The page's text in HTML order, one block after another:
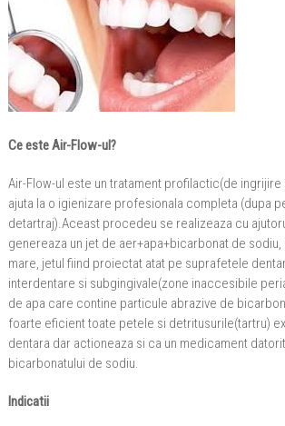
Ce este Air-Flow-ul?
Air-Flow-ul este un tratament profilactic(de
ajuta la o igienizare profesionala completa (dupa
detartraj).Aceast procedeu se realizeaza cu
genereaza un jet de aer+apa+bicarbonat de
mare, jetul fiind proiectat atat pe suprafetele
interdentare si subgingivale(zone inaccesibile
de apa care contine particule abrazive de
foarte eficient toate petele si detritusurile(tartru)
dentara dar actioneaza si ca un medicament
bicarbonatului de sodiu.
Indicatii